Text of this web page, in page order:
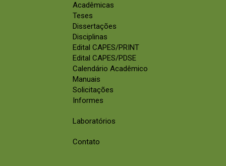
Acadêmicas
Teses
Dissertações
Disciplinas
Edital CAPES/PRINT
Edital CAPES/PDSE
Calendário Acadêmico
Manuais
Solicitações
Informes
Laboratórios
Contato